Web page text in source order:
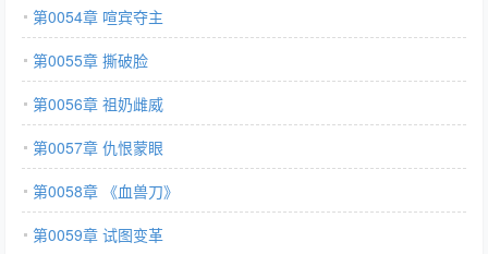
第0054章 喧宾夺主
第0055章 撕破脸
第0056章 祖奶雌威
第0057章 仇恨蒙眼
第0058章 《血兽刀》
第0059章 试图变革